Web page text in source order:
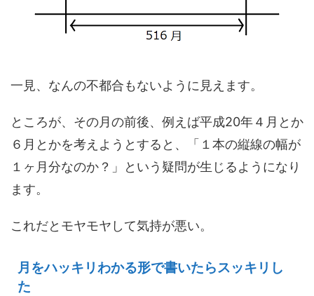
一見、なんの不都合もないように見えます。
ところが、その月の前後、例えば平成20年４月とか
６月とかを考えようとすると、「１本の縦線の幅が
１ヶ月分なのか？」という疑問が生じるようになり
ます。
これだとモヤモヤして気持が悪い。
月をハッキリわかる形で書いたらスッキリし
た